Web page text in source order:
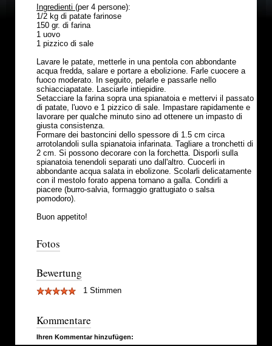
Ingredienti (per 4 persone):
1/2 kg di patate farinose
150 gr. di farina
1 uovo
1 pizzico di sale
Lavare le patate, metterle in una pentola con abbondante
acqua fredda, salare e portare a ebolizione. Farle cuocere a
fuoco moderato. In seguito, pelarle e passarle nello
schiacciapatate. Lasciarle intiepidire.
Setacciare la farina sopra una spianatoia e mettervi il passato
di patate, l'uovo e 1 pizzico di sale. Impastare rapidamente e
lavorare per qualche minuto sino ad ottenere un impasto di
giusta consistenza.
Formare dei bastoncini dello spessore di 1.5 cm circa
arrotolandoli sulla spianatoia infarinata. Tagliare a tronchetti di
2 cm. Si possono decorare con la forchetta. Disporli sulla
spianatoia tenendoli separati uno dall'altro. Cuocerli in
abbondante acqua salata in ebolizone. Scolarli delicatamente
con il mestolo forato appena tornano a galla. Condirli a
piacere (burro-salvia, formaggio grattugiato o salsa
pomodoro).
Buon appetito!
Fotos
Bewertung
1 Stimmen
Kommentare
Ihren Kommentar hinzufügen: